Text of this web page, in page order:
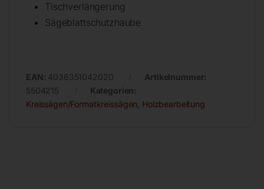
Tischverlängerung
Sägeblattschutzhaube
EAN: 4036351042020
Artikelnummer:
5504215
Kategorien:
Kreissägen/Formatkreissägen Holzbearbeitung